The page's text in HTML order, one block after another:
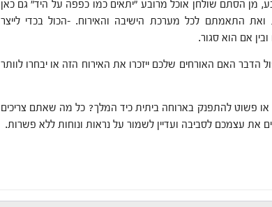
מן הסתם שולחן אוכל מרובע "יתאים כמו כפפה על היד" גם כאן
התאמתם לכל מערכת הישיבה והאירוח. -הכול בכדי לייצר
אם הוא סגור.
הדבר האם האורחים שלכם ייזכרו את האירוח הזה או יבחרו לוותר
פשוט להתפנק בארוחה ביתית כיד המלך? כל מה שאתם צריכים
את עצמכם לסביבה ועדיין לשמור על נראות ונוחות ללא פשרות.